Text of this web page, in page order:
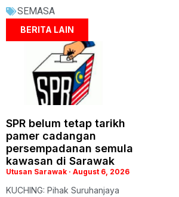
SEMASA
BERITA LAIN
SPR belum tetap tarikh
pamer cadangan
persempadanan semula
kawasan di Sarawak
Utusan Sarawak August 6, 2026
KUCHING: Pihak Suruhanjaya